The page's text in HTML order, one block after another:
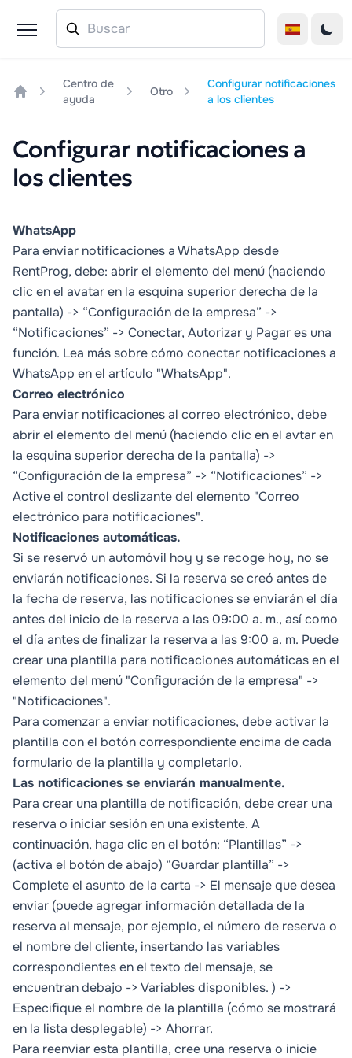
Centro de
ayuda
Otro
Configurar notificaciones
a los clientes
Configurar notificaciones a
los clientes
WhatsApp
Para enviar notificaciones a WhatsApp desde
RentProg, debe: abrir el elemento del menú (haciendo
clic en el avatar en la esquina superior derecha de la
pantalla) -> “Configuración de la empresa” ->
“Notificaciones” -> Conectar, Autorizar y Pagar es una
función. Lea más sobre cómo conectar notificaciones a
WhatsApp en el artículo "WhatsApp".
Correo electrónico
Para enviar notificaciones al correo electrónico, debe
abrir el elemento del menú (haciendo clic en el avtar en
la esquina superior derecha de la pantalla) ->
“Configuración de la empresa” -> “Notificaciones” ->
Active el control deslizante del elemento "Correo
electrónico para notificaciones".
Notificaciones automáticas.
Si se reservó un automóvil hoy y se recoge hoy, no se
enviarán notificaciones. Si la reserva se creó antes de
la fecha de reserva, las notificaciones se enviarán el día
antes del inicio de la reserva a las 09:00 a. m., así como
el día antes de finalizar la reserva a las 9:00 a. m. Puede
crear una plantilla para notificaciones automáticas en el
elemento del menú "Configuración de la empresa" ->
"Notificaciones".
Para comenzar a enviar notificaciones, debe activar la
plantilla con el botón correspondiente encima de cada
formulario de la plantilla y completarlo.
Las notificaciones se enviarán manualmente.
Para crear una plantilla de notificación, debe crear una
reserva o iniciar sesión en una existente. A
continuación, haga clic en el botón: “Plantillas” ->
(activa el botón de abajo) “Guardar plantilla” ->
Complete el asunto de la carta -> El mensaje que desea
enviar (puede agregar información detallada de la
reserva al mensaje, por ejemplo, el número de reserva o
el nombre del cliente, insertando las variables
correspondientes en el texto del mensaje, se
encuentran debajo -> Variables disponibles. ) ->
Especifique el nombre de la plantilla (cómo se mostrará
en la lista desplegable) -> Ahorrar.
Para reenviar esta plantilla, cree una reserva o inicie